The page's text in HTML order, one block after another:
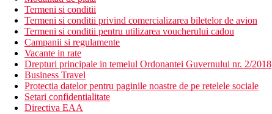
Termeni si conditii
Termeni si conditii privind comercializarea biletelor de avion
Termeni si conditii pentru utilizarea voucherului cadou
Campanii si regulamente
Vacante in rate
Drepturi principale in temeiul Ordonantei Guvernului nr. 2/2018
Business Travel
Protectia datelor pentru paginile noastre de pe retelele sociale
Setari confidentialitate
Directiva EAA